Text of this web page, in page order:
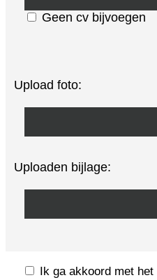
Geen cv bijvoegen
Upload foto:
Uploaden bijlage:
Ik ga akkoord met het